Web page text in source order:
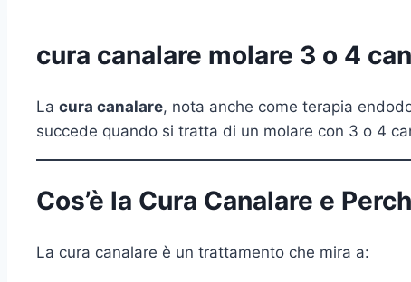
cura canalare molare 3 o 4
La cura canalare, nota anche come terapia
succede quando si tratta di un molare con 3 o 4
Cos’è la Cura Canalare e
La cura canalare è un trattamento che mira a: